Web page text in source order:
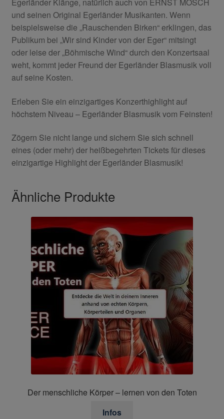
und seinen Original Egerländer Musikanten. Wenn
beispielsweise die „Rauschenden Birken“ erklingen, das
Publikum bei „Wir sind Kinder von der Eger“ mitsingt
oder leise der „Böhmische Wind“ durch den Konzertsaal
weht, kommt jeder Freund der Egerländer Blasmusik voll
auf seine Kosten.
Erleben Sie ein einzigartiges Konzerthighlight auf
höchstem Niveau – Egerländer Blasmusik vom Feinsten!
Zögern Sie nicht lange und sichern Sie sich schnell
eines (oder mehr) der heißbegehrten Tickets für dieses
einzigartige Highlight der Egerländer Blasmusik!
Ähnliche Produkte
Der menschliche Körper – lernen von den Toten
Infos